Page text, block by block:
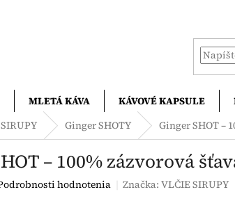
MLETÁ KÁVA KÁVOVÉ KAPSULE
Ginger SHOTY Ginger SHOT –
– 100% zázvorová
hodnotenia Značka:VLČIE SIRUPY